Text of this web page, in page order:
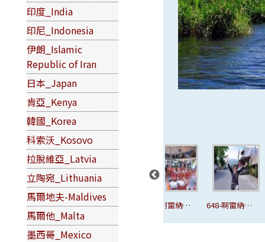
印度_India
印尼_Indonesia
伊朗_Islamic
Republic of Iran
日本_Japan
肯亞_Kenya
韓國_Korea
科索沃_Kosovo
拉脫維亞_Latvia
立陶宛_Lithuania
馬爾地夫-Maldives
馬爾他_Malta
墨西哥_Mexico
642-啊雷納火
山-幸運小鎮-
餐廳.JPG
643-啊雷納火
山-幸運小鎮-
餐廳.JPG
644-啊雷納火
648-啊雷納火